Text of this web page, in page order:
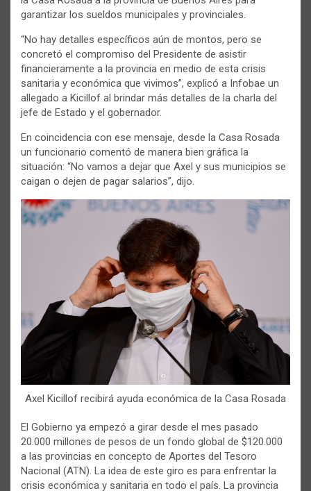
garantizar los sueldos municipales y provinciales.
“No hay detalles específicos aún de montos, pero se
concretó el compromiso del Presidente de asistir
financieramente a la provincia en medio de esta crisis
sanitaria y económica que vivimos”, explicó a Infobae un
allegado a Kicillof al brindar más detalles de la charla del
jefe de Estado y el gobernador.
En coincidencia con ese mensaje, desde la Casa Rosada
un funcionario comentó de manera bien gráfica la
situación: “No vamos a dejar que Axel y sus municipios se
caigan o dejen de pagar salarios”, dijo.
Axel Kicillof recibirá ayuda económica de la Casa Rosada
El Gobierno ya empezó a girar desde el mes pasado
20.000 millones de pesos de un fondo global de $120.000
a las provincias en concepto de Aportes del Tesoro
Nacional (ATN). La idea de este giro es para enfrentar la
crisis económica y sanitaria en todo el país. La provincia